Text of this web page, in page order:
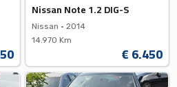
Nissan Note 1.2 DIG-S
Nissan • 2014
14.970 Km
€ 6.450